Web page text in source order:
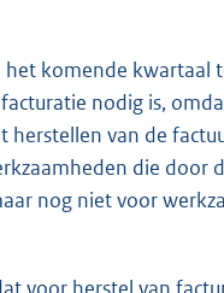
komende kwartaal
nodig is,
van de
die door
nog niet voor